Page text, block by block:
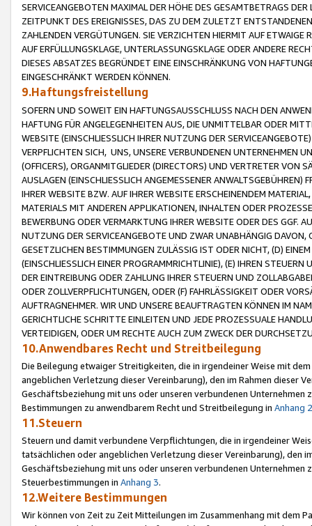
SERVICEANGEBOTEN MAXIMAL DER HÖHE DES GESAMTBETRAGS
ZEITPUNKT DES EREIGNISSES, DAS ZU DEM ZULETZT
ZAHLENDEN VERGÜTUNGEN. SIE VERZICHTEN HIERMIT AUF
AUF ERFÜLLUNGSKLAGE, UNTERLASSUNGSKLAGE ODER ANDERE
DIESES ABSATZES BEGRÜNDET EINE EINSCHRÄNKUNG VON
EINGESCHRÄNKT WERDEN KÖNNEN.
9.Haftungsfreistellung
SOFERN UND SOWEIT EIN HAFTUNGSAUSSCHLUSS NACH DEN
HAFTUNG FÜR ANGELEGENHEITEN AUS, DIE UNMITTELBAR ODER
WEBSITE (EINSCHLIESSLICH IHRER NUTZUNG DER
VERPFLICHTEN SICH, UNS, UNSERE VERBUNDENEN UNTERNEHMEN
(OFFICERS), ORGANMITGLIEDER (DIRECTORS) UND VERTRETER VON
AUSLAGEN (EINSCHLIESSLICH ANGEMESSENER
IHRER WEBSITE BZW. AUF IHRER WEBSITE ERSCHEINENDEM
MATERIALS MIT ANDEREN APPLIKATIONEN, INHALTEN ODER
BEWERBUNG ODER VERMARKTUNG IHRER WEBSITE ODER DES GGF.
NUTZUNG DER SERVICEANGEBOTE UND ZWAR UNABHÄNGIG
GESETZLICHEN BESTIMMUNGEN ZULÄSSIG IST ODER NICHT, (D)
(EINSCHLIESSLICH EINER PROGRAMMRICHTLINIE), (E) IHREN
DER EINTREIBUNG ODER ZAHLUNG IHRER STEUERN UND
ODER ZOLLVERPFLICHTUNGEN, ODER (F) FAHRLÄSSIGKEIT ODER
AUFTRAGNEHMER. WIR UND UNSERE BEAUFTRAGTEN KÖNNEN IM
GERICHTLICHE SCHRITTE EINLEITEN UND JEDE PROZESSUALE
VERTEIDIGEN, ODER UM RECHTE AUCH ZUM ZWECK DER
10.Anwendbares Recht und Streitbeilegung
Die Beilegung etwaiger Streitigkeiten, die in irgendeiner Weise mit
angeblichen Verletzung dieser Vereinbarung), den im Rahmen dieser
Geschäftsbeziehung mit uns oder unseren verbundenen
Bestimmungen zu anwendbarem Recht und Streitbeilegung in Anhang 2
11.Steuern
Steuern und damit verbundene Verpflichtungen, die in irgendeiner
tatsächlichen oder angeblichen Verletzung dieser Vereinbarung), den
Geschäftsbeziehung mit uns oder unseren verbundenen
Steuerbestimmungen in Anhang 3.
12.Weitere Bestimmungen
Wir können von Zeit zu Zeit Mitteilungen im Zusammenhang mit dem